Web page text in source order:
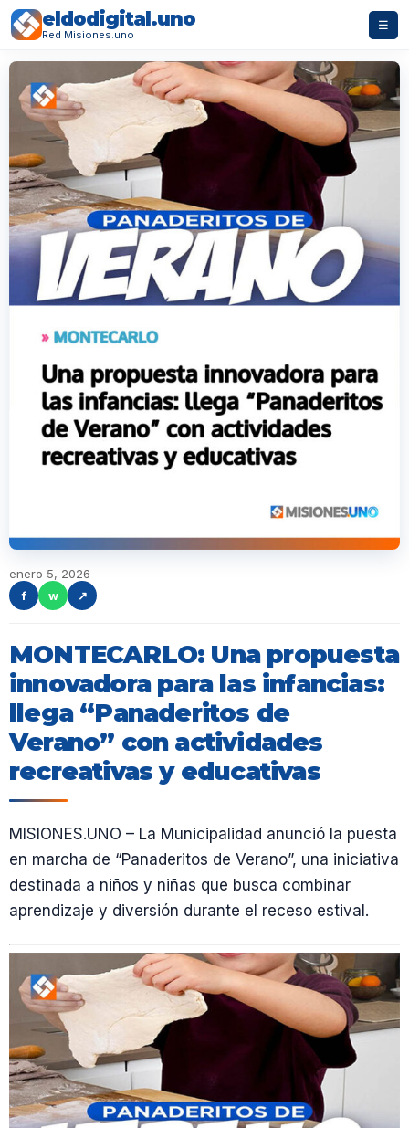
eldodigital.uno
Red Misiones.uno
☰
enero 5, 2026
f
w ↗
MONTECARLO: Una propuesta
innovadora para las infancias:
llega “Panaderitos de
Verano” con actividades
recreativas y educativas
MISIONES.UNO – La Municipalidad anunció la puesta
en marcha de “Panaderitos de Verano”, una iniciativa
destinada a niños y niñas que busca combinar
aprendizaje y diversión durante el receso estival.